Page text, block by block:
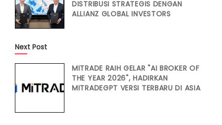
DISTRIBUSI STRATEGIS DENGAN
ALLIANZ GLOBAL INVESTORS
Next Post
MITRADE RAIH GELAR "AI BROKER OF
THE YEAR 2026", HADIRKAN
MITRADEGPT VERSI TERBARU DI ASIA